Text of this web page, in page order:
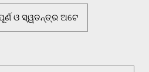
ଓ ସ୍ୱତନ୍ତ୍ର ଅଟେ